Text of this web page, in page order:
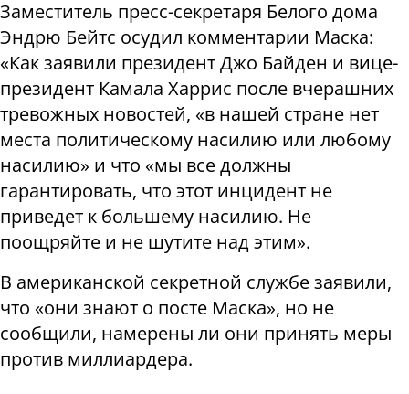
Заместитель пресс-секретаря Белого дома
Эндрю Бейтс осудил комментарии Маска:
«Как заявили президент Джо Байден и вице-
президент Камала Харрис после вчерашних
тревожных новостей, «в нашей стране нет
места политическому насилию или любому
насилию» и что «мы все должны
гарантировать, что этот инцидент не
приведет к большему насилию. Не
поощряйте и не шутите над этим».
В американской секретной службе заявили,
что «они знают о посте Маска», но не
сообщили, намерены ли они принять меры
против миллиардера.